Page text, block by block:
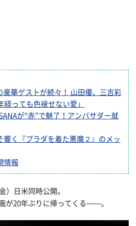
豪華ゲストが続々！ 山田優、三吉彩
経っても色褪せない愛」
が“赤”で魅了！アンバサダー就
響く『プラダを着た悪魔２』のメッ
情報
）日米同時公開。
が20年ぶりに帰ってくる——。